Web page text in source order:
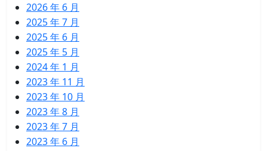
2026 年 6 月
2025 年 7 月
2025 年 6 月
2025 年 5 月
2024 年 1 月
2023 年 11 月
2023 年 10 月
2023 年 8 月
2023 年 7 月
2023 年 6 月